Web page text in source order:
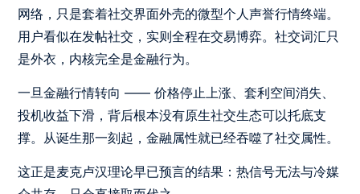
网络，只是套着社交界面外壳的微型个人声誉行情终端。
用户看似在发帖社交，实则全程在交易博弈。社交词汇只
是外衣，内核完全是金融行为。
一旦金融行情转向 —— 价格停止上涨、套利空间消失、
投机收益下滑，背后根本没有原生社交生态可以托底支
撑。从诞生那一刻起，金融属性就已经吞噬了社交属性。
这正是麦克卢汉理论早已预言的结果：热信号无法与冷媒